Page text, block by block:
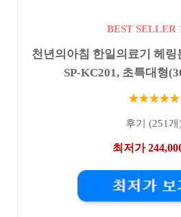
BEST SELLER
천년의아침 한일의료기 헤
SP-KC201, 초특대형
★★★★★
후기 (251개
최저가